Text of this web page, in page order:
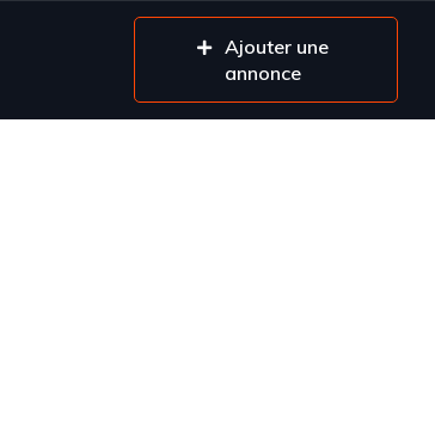
Ajouter une
annonce